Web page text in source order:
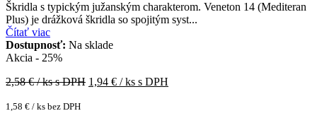
Škridla s typickým južanským charakterom. Veneton 14 (Mediteran
Plus) je drážková škridla so spojitým syst...
Čítať viac
Dostupnosť: Na sklade
Akcia - 25%
2,58€ / ks s DPH 1,94 € / ks s DPH
1,58 € / ks bez DPH